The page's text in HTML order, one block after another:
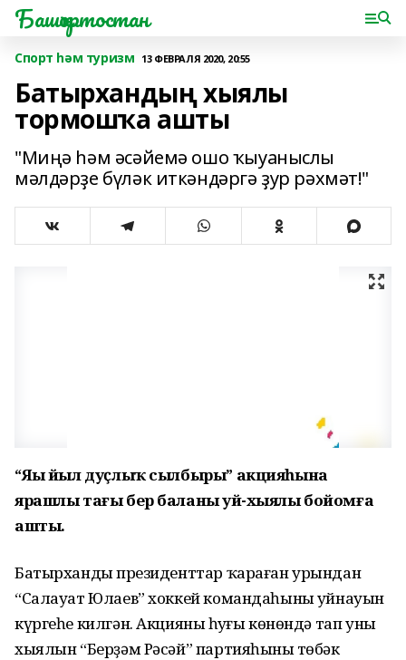
Башҡортостан
Спорт һәм туризм 13 ФЕВРАЛЯ 2020, 20:55
Батырхандың хыялы
тормошҡа ашты
"Миңә һәм әсәйемә ошо ҡыуаныслы
мәлдәрҙе бүләк иткәндәргә ҙур рәхмәт!"
“Яңы йыл дуҫлыҡ сылбыры” акцияһына
ярашлы тағы бер баланың уй-хыялы бойомға
ашты.
Батырхандың президенттар ҡараған урындан
“Салауат Юлаев” хоккей командаһының уйнауын
күргеһе килгән. Акцияның һуңғы көнөндә тап уның
хыялын “Берҙәм Рәсәй” партияһының төбәк